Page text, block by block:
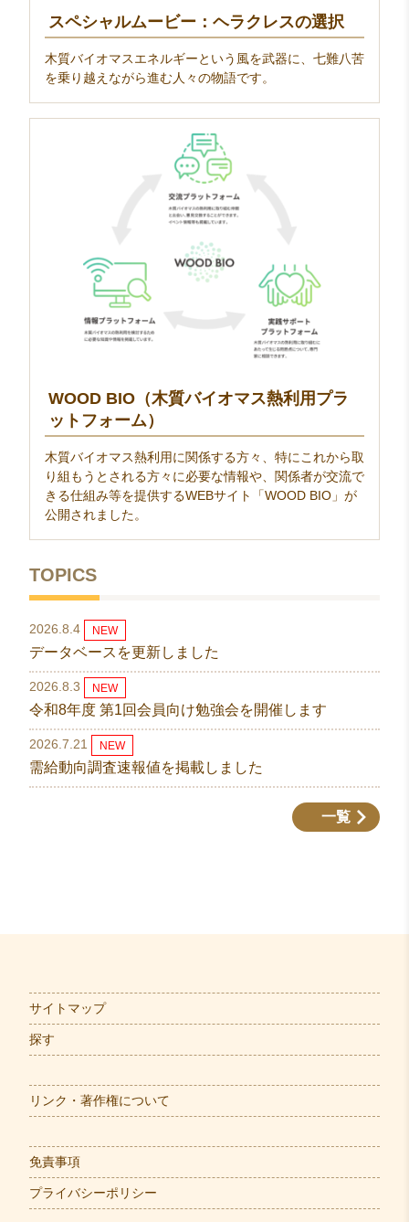
スペシャルムービー：ヘラクレスの選択
木質バイオマスエネルギーという風を武器に、七難八苦
を乗り越えながら進む人々の物語です。
WOOD BIO（木質バイオマス熱利用プラ
ットフォーム）
木質バイオマス熱利用に関係する方々、特にこれから取
り組もうとされる方々に必要な情報や、関係者が交流で
きる仕組み等を提供するWEBサイト「WOOD BIO」が
公開されました。
TOPICS
2026.8.4 NEW
データベースを更新しました
2026.8.3 NEW
令和8年度 第1回会員向け勉強会を開催します
2026.7.21 NEW
需給動向調査速報値を掲載しました
一覧
サイトマップ
探す
リンク・著作権について
免責事項
プライバシーポリシー